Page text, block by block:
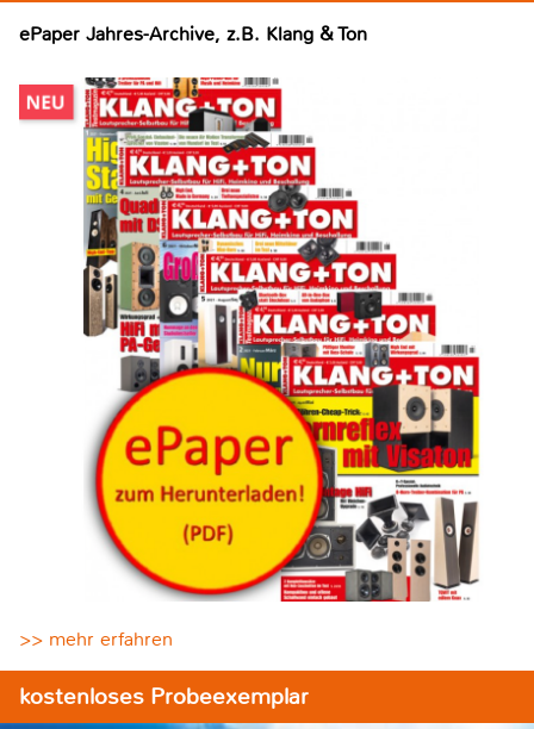
ePaper Jahres-Archive, z.B. Klang & Ton
>> mehr erfahren
kostenloses Probeexemplar